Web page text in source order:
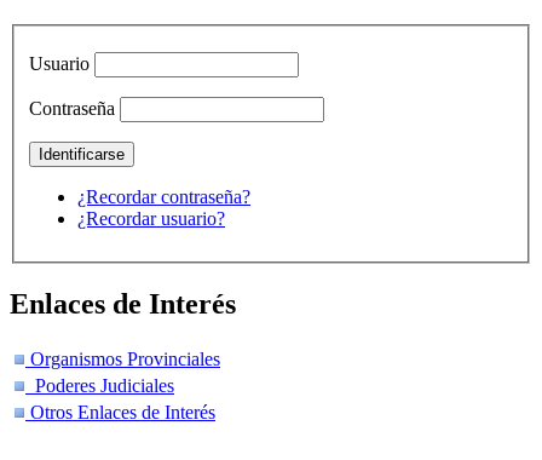
Usuario
Contraseña
¿Recordar contraseña?
¿Recordar usuario?
Enlaces de Interés
Organismos Provinciales
Poderes Judiciales
Otros Enlaces de Interés